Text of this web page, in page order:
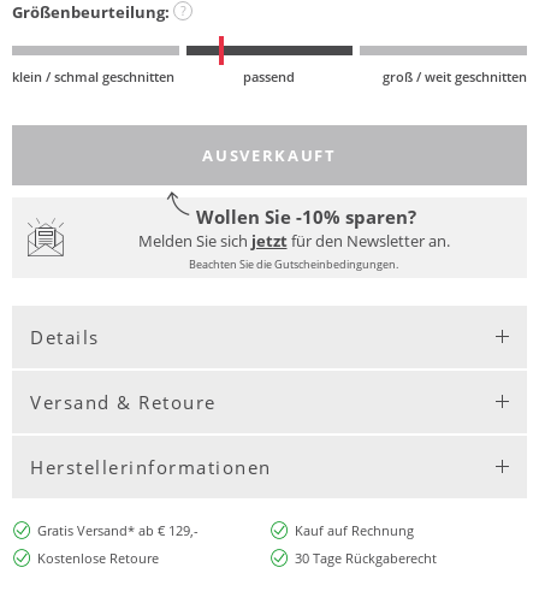
Größenbeurteilung: ?
klein / schmal geschnitten passend groß / weit geschnitten
AUSVERKAUFT
Wollen Sie -10% sparen?
Melden Sie sich jetztfür den Newsletter an.
Beachten Sie die Gutscheinbedingungen.
Details
Versand & Retoure
Herstellerinformationen
Gratis Versand* ab € 129,-
Kauf auf Rechnung
Kostenlose Retoure
30 Tage Rückgaberecht